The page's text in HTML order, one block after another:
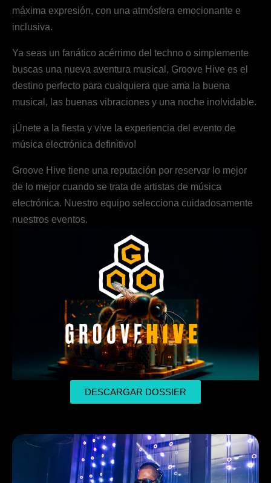
máxima expresión, con una atmósfera emocionante e
inclusiva.
Ya seas un fanático acérrimo del techno o simplemente
buscas una nueva aventura musical, Groove Hive es el
destino perfecto para cualquiera que ama la buena
musical, las buenas vibraciones y una noche inolvidable.
¡Únete a la fiesta y vive la experiencia del evento de
música electrónica definitivo!
Groove Hive tiene una reputación por reservar lo mejor
de lo mejor cuando se trata de artistas de música
electrónica. Nuestro equipo selecciona cuidadosamente
nuestros eventos.
DESCARGAR DOSSIER